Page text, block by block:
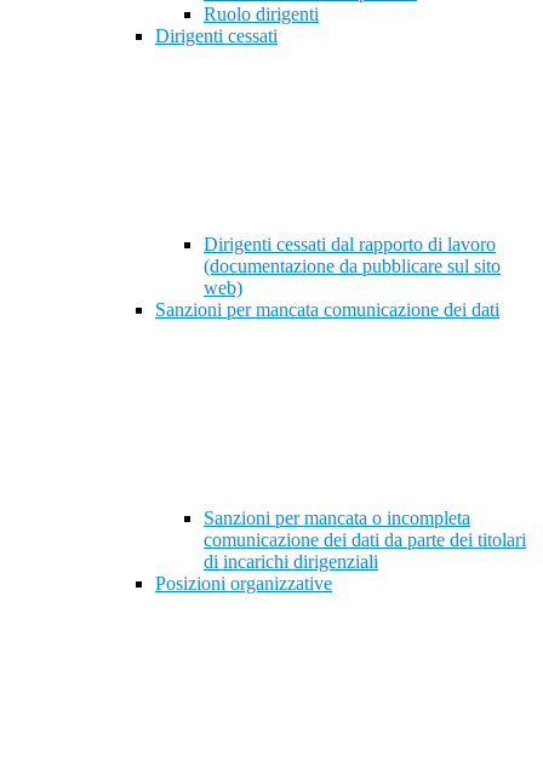
Ruolo dirigenti
Dirigenti cessati
Dirigenti cessati dal rapporto di lavoro
(documentazione da pubblicare sul sito
web)
Sanzioni per mancata comunicazione dei dati
Sanzioni per mancata o incompleta
comunicazione dei dati da parte dei titolari
di incarichi dirigenziali
Posizioni organizzative